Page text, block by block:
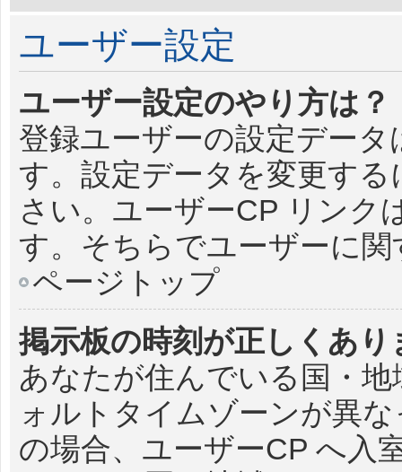
ユーザー設定
ユーザー設定のやり方は？
登録ユーザーの設定デー
す。設定データを変更す
さい。ユーザーCP リンク
す。そちらでユーザーに
ページトップ
掲示板の時刻が正しくあり
あなたが住んでいる国・
ォルトタイムゾーンが異
の場合、ユーザーCP へ入